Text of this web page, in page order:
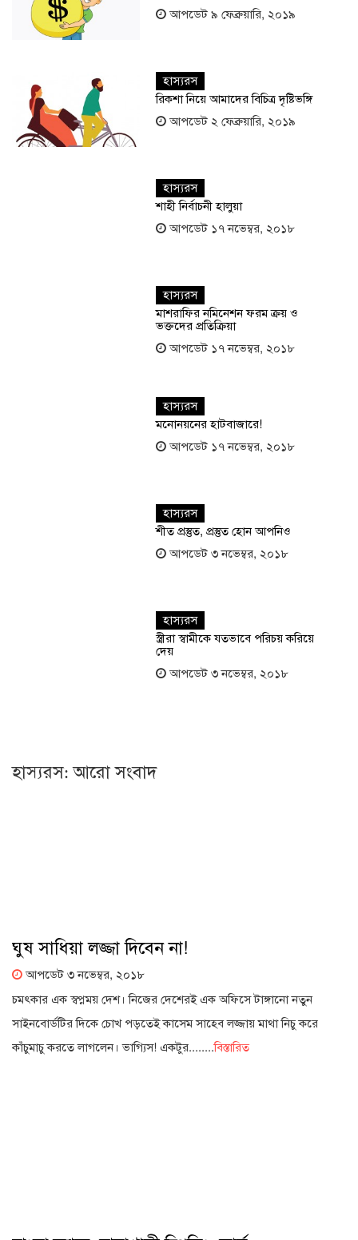
আপডেট ৯ ফেব্রুয়ারি, ২০১৯
হাস্যরস
রিকশা নিয়ে আমাদের বিচিত্র দৃষ্টিভঙ্গি
আপডেট ২ ফেব্রুয়ারি, ২০১৯
হাস্যরস
শাহী নির্বাচনী হালুয়া
আপডেট ১৭ নভেম্বর, ২০১৮
হাস্যরস
মাশরাফির নমিনেশন ফরম ক্রয় ও
ভক্তদের প্রতিক্রিয়া
আপডেট ১৭ নভেম্বর, ২০১৮
হাস্যরস
মনোনয়নের হাটবাজারে!
আপডেট ১৭ নভেম্বর, ২০১৮
হাস্যরস
শীত প্রস্তুত, প্রস্তুত হোন আপনিও
আপডেট ৩ নভেম্বর, ২০১৮
হাস্যরস
স্ত্রীরা স্বামীকে যতভাবে পরিচয় করিয়ে
দেয়
আপডেট ৩ নভেম্বর, ২০১৮
হাস্যরস: আরো সংবাদ
ঘুষ সাধিয়া লজ্জা দিবেন না!
আপডেট ৩ নভেম্বর, ২০১৮
চমৎকার এক স্বপ্নময় দেশ। নিজের দেশেরই এক অফিসে টাঙ্গানো নতুন
সাইনবোর্ডটির দিকে চোখ পড়তেই কাসেম সাহেব লজ্জায় মাথা নিচু করে
কাঁচুমাচু করতে লাগলেন। ভাগ্যিস! একটুর........বিস্তারিত